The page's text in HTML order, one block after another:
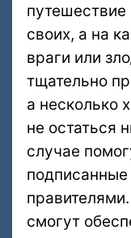
путешествие
своих, а на
враги или
тщательно
а несколько
не остаться
случае
смогут